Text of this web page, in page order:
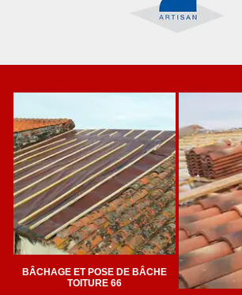
BÂCHAGE ET POSE DE BÂCHE
TOITURE 66